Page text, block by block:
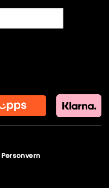
Personvern